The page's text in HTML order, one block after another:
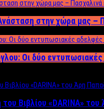
στην χώρα μας –
Οι δύο
Βιβλίου «DARINA»